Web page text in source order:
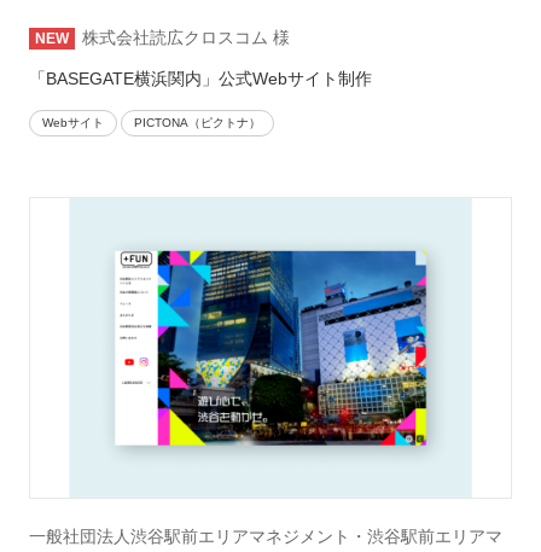
株式会社読広クロスコム 様
「BASEGATE横浜関内」公式Webサイト制作
Webサイト PICTONA（ピクトナ）
一般社団法人渋谷駅前エリアマネジメント・渋谷駅前エリアマ